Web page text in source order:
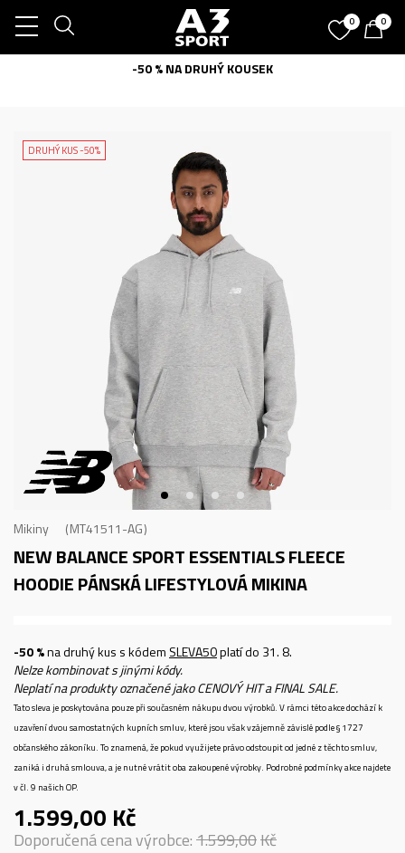
0 0
-50 % NA DRUHÝ KOUSEK
DRUHÝ KUS -50%
Mikiny MT41511-AG
NEW BALANCE SPORT ESSENTIALS FLEECE
HOODIEPÁNSKÁ LIFESTYLOVÁ MIKINA
-50 %na druhý kus s kódem SLEVA50platí do 31. 8.
Nelze kombinovat s jinými kódy.
Neplatí na produkty označené jako CENOVÝ HIT a FINAL SALE.
Tato sleva je poskytována pouze při současném nákupu dvou výrobků. V rámci této akce dochází k
uzavření dvou samostatných kupních smluv, které jsou však vzájemně závislé podle § 1727
občanského zákoníku. To znamená, že pokud využijete právo odstoupit od jedné z těchto smluv,
zaniká i druhá smlouva, a je nutné vrátit oba zakoupené výrobky. Podrobné podmínky akce najdete
v čl. 9 našich OP.
1.599,00 Kč
Doporučená cena výrobce:1.599,00Kč